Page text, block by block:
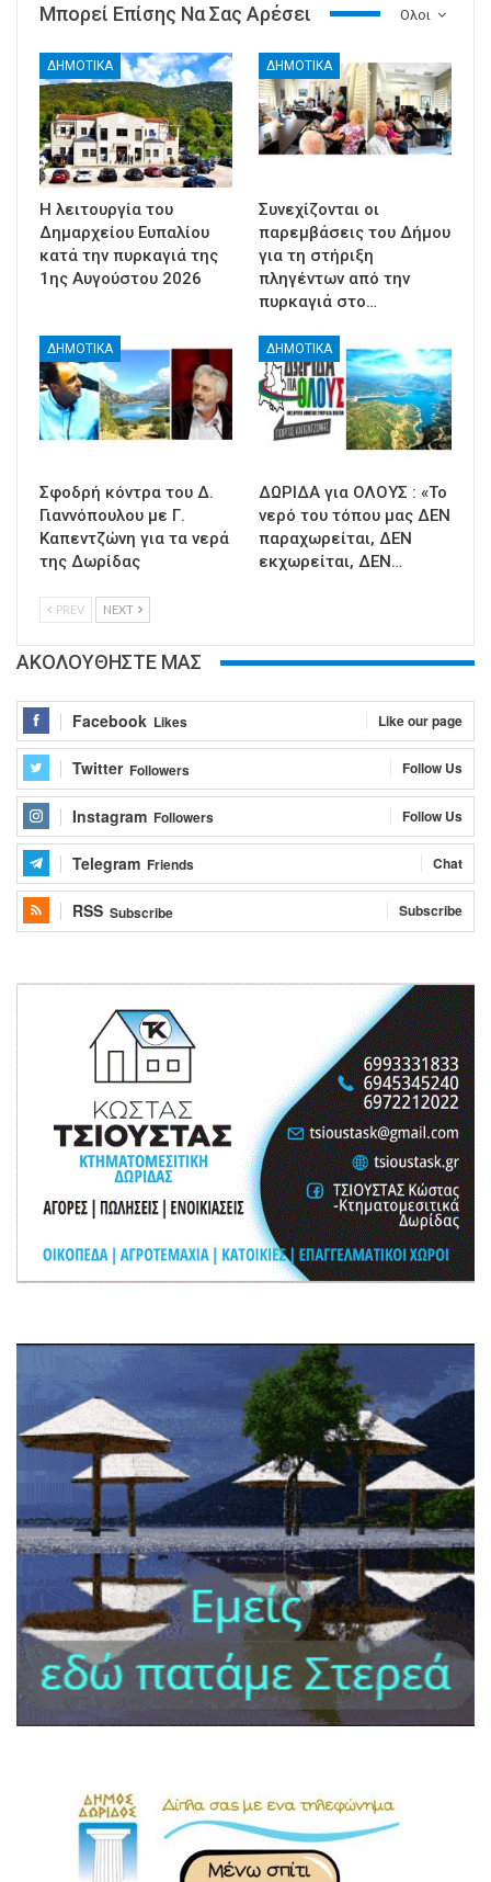
Ολοι
Μπορεί Επίσης Να Σας Αρέσει
ΔΗΜΟΤΙΚΑ
Η λειτουργία του
Δημαρχείου Ευπαλίου
κατά την πυρκαγιά της
1ης Αυγούστου 2026
ΔΗΜΟΤΙΚΑ
Συνεχίζονται οι
παρεμβάσεις του Δήμου
για τη στήριξη
πληγέντων από την
πυρκαγιά στο…
ΔΗΜΟΤΙΚΑ
Σφοδρή κόντρα του Δ.
Γιαννόπουλου με Γ.
Καπεντζώνη για τα νερά
της Δωρίδας
ΔΗΜΟΤΙΚΑ
ΔΩΡΙΔΑ για ΟΛΟΥΣ : «Το
νερό του τόπου μας ΔΕΝ
παραχωρείται, ΔΕΝ
εκχωρείται, ΔΕΝ…
PREV NEXT
ΑΚΟΛΟΥΘΗΣΤΕ ΜΑΣ
Facebook Likes Like our page
Twitter Followers Follow Us
Instagram Followers Follow Us
Telegram Friends Chat
RSS Subscribe Subscribe